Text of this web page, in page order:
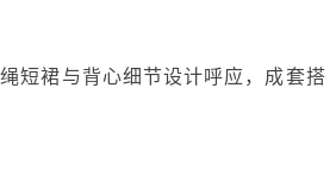
短裙与背心细节设计呼应，成套搭